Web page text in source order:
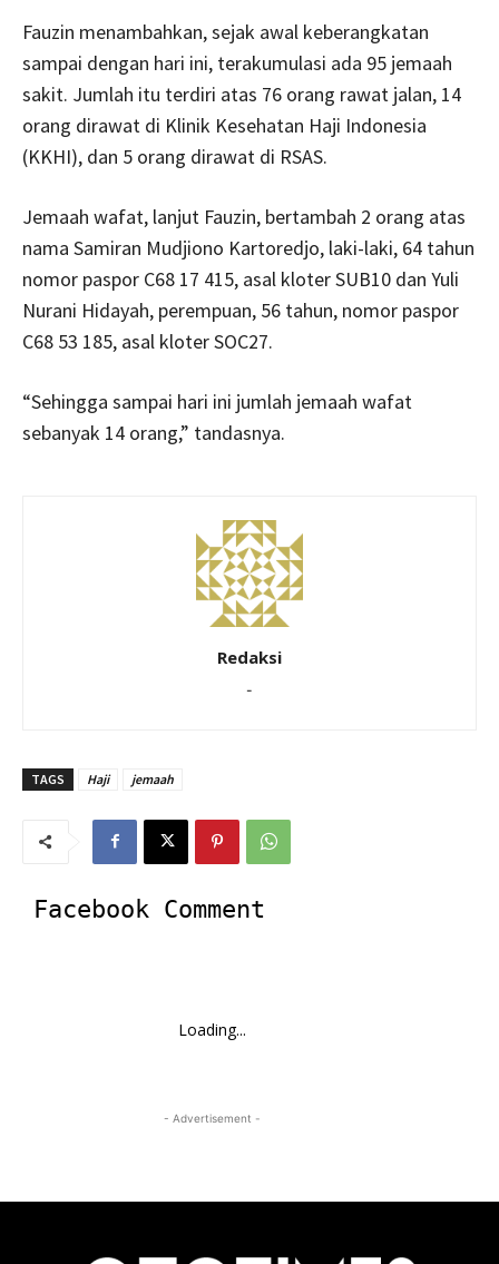
Fauzin menambahkan, sejak awal keberangkatan
sampai dengan hari ini, terakumulasi ada 95 jemaah
sakit. Jumlah itu terdiri atas 76 orang rawat jalan, 14
orang dirawat di Klinik Kesehatan Haji Indonesia
(KKHI), dan 5 orang dirawat di RSAS.
Jemaah wafat, lanjut Fauzin, bertambah 2 orang atas
nama Samiran Mudjiono Kartoredjo, laki-laki, 64 tahun
nomor paspor C68 17 415, asal kloter SUB10 dan Yuli
Nurani Hidayah, perempuan, 56 tahun, nomor paspor
C68 53 185, asal kloter SOC27.
“Sehingga sampai hari ini jumlah jemaah wafat
sebanyak 14 orang,” tandasnya.
Redaksi
-
TAGS Haji jemaah
Facebook Comment
Loading...
- Advertisement -